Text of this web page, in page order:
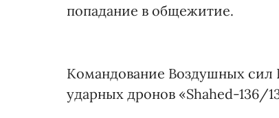
попадание в общежитие.
Командование Воздушных сил
ударных дронов «Shahed-136/